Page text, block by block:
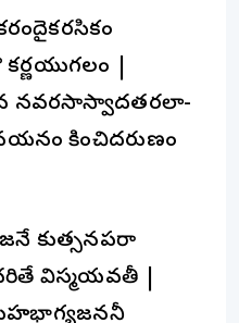
|
నవరసాస్వాదతరలా-
కించిదరుణం
కుత్సనపరా
విస్మయవతీ |